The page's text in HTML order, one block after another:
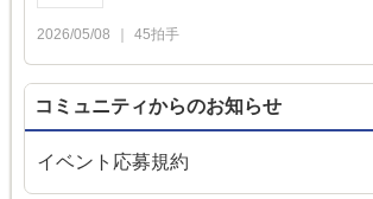
2026/05/08 45拍手
コミュニティからのお知らせ
イベント応募規約